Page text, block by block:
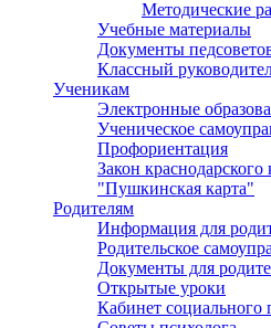
Методические
Учебные материалы
Документы
Классный
Ученикам
Электронные
Ученическое
Профориентация
Закон
"Пушкинская карта"
Родителям
Информация для
Родительское
Документы для
Открытые уроки
Кабинет социального